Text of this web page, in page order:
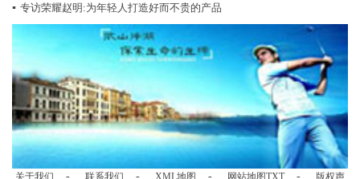
▪ 专访荣耀赵明:为年轻人打造好而不贵的产品
关于我们 - 联系我们 - XML地图 - 网站地图TXT - 版权声